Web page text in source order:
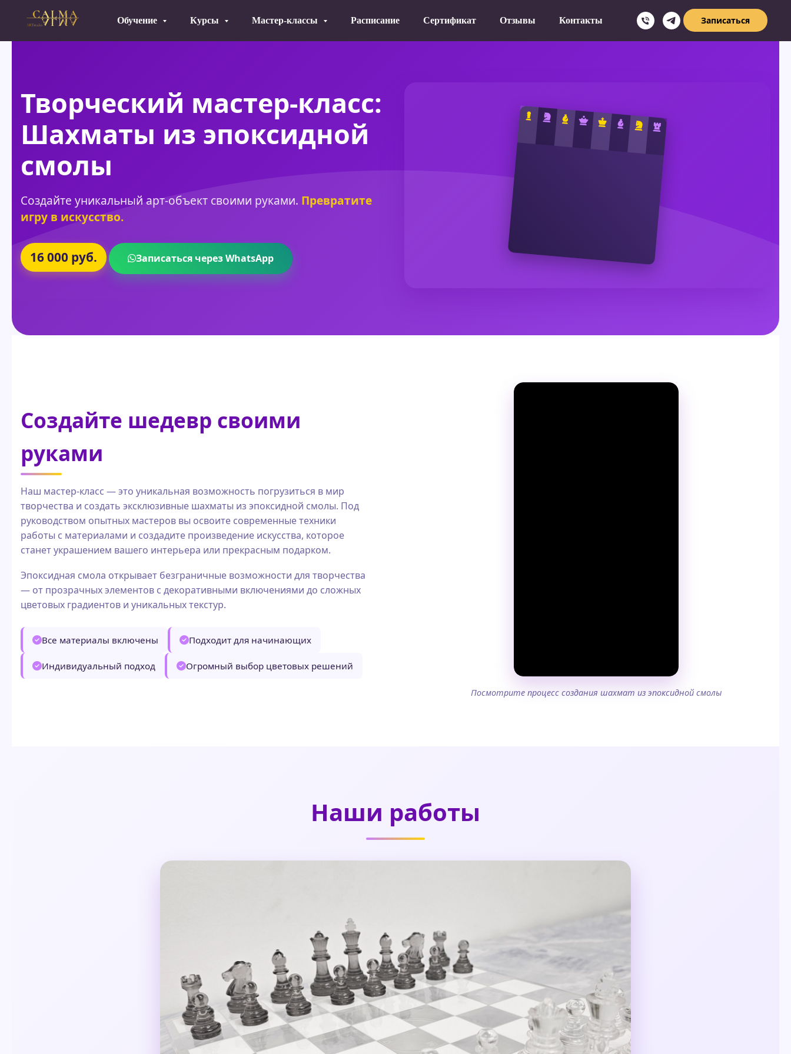
Обучение Курсы Мастер-классы Расписание Сертификат Отзывы Контакты Записаться
Творческий мастер-класс:
Шахматы из эпоксидной
смолы
Создайте уникальный арт-объект своими руками. Превратите
игру в искусство.
16 000 руб. Записаться через WhatsApp
Создайте шедевр своими
руками
Наш мастер-класс — это уникальная возможность погрузиться в мир
творчества и создать эксклюзивные шахматы из эпоксидной смолы. Под
руководством опытных мастеров вы освоите современные техники
работы с материалами и создадите произведение искусства, которое
станет украшением вашего интерьера или прекрасным подарком.
Эпоксидная смола открывает безграничные возможности для творчества
— от прозрачных элементов с декоративными включениями до сложных
цветовых градиентов и уникальных текстур.
Все материалы включены Подходит для начинающих
Индивидуальный подход Огромный выбор цветовых решений
Посмотрите процесс создания шахмат из эпоксидной смолы
Наши работы